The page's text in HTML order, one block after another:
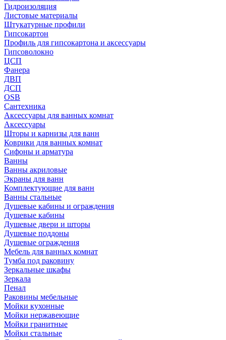
Гидроизоляция
Листовые материалы
Штукатурные профили
Гипсокартон
Профиль для гипсокартона и аксессуары
Гипсоволокно
ЦСП
Фанера
ДВП
ДСП
OSB
Сантехника
Аксессуары для ванных комнат
Аксессуары
Шторы и карнизы для ванн
Коврики для ванных комнат
Сифоны и арматура
Ванны
Ванны акриловые
Экраны для ванн
Комплектующие для ванн
Ванны стальные
Душевые кабины и ограждения
Душевые кабины
Душевые двери и шторы
Душевые поддоны
Душевые ограждения
Мебель для ванных комнат
Тумба под раковину
Зеркальные шкафы
Зеркала
Пенал
Раковины мебельные
Мойки кухонные
Мойки нержавеющие
Мойки гранитные
Мойки стальные